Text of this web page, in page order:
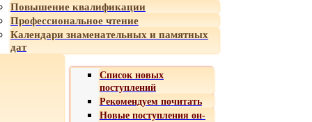
Повышение квалификации
Профессиональное чтение
Календари знаменательных и памятных
дат
Список новых
поступлений
Рекомендуем почитать
Новые поступления он-